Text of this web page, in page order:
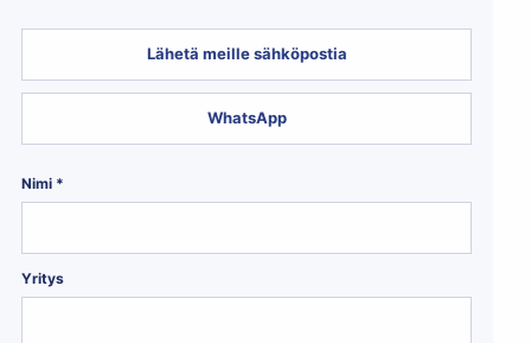
Lähetä meille sähköpostia
WhatsApp
Nimi *
Yritys